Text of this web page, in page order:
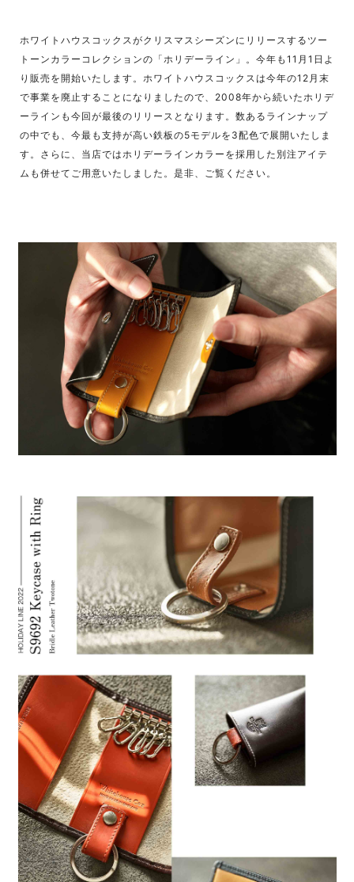
ホワイトハウスコックスがクリスマスシーズンにリリースするツー
トーンカラーコレクションの「ホリデーライン」。今年も11月1日よ
り販売を開始いたします。ホワイトハウスコックスは今年の12月末
で事業を廃止することになりましたので、2008年から続いたホリデ
ーラインも今回が最後のリリースとなります。数あるラインナップ
の中でも、今最も支持が高い鉄板の5モデルを3配色で展開いたしま
す。さらに、当店ではホリデーラインカラーを採用した別注アイテ
ムも併せてご用意いたしました。是非、ご覧ください。